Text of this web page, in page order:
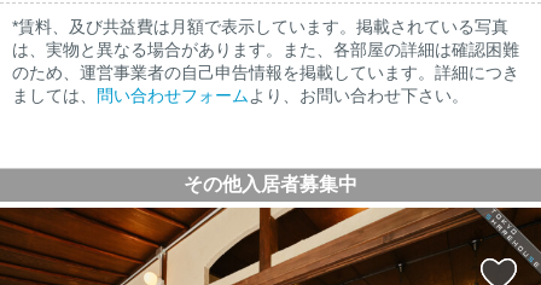
*賃料、及び共益費は月額で表示しています。掲載されている写真
は、実物と異なる場合があります。また、各部屋の詳細は確認困難
のため、運営事業者の自己申告情報を掲載しています。詳細につき
ましては、
問い合わせフォームより、お問い合わせ下さい。
その他入居者募集中